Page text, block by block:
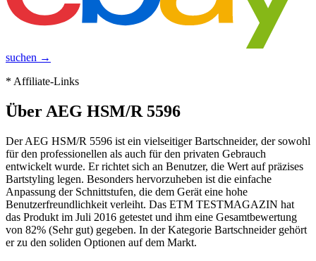
suchen →
* Affiliate-Links
Über AEG HSM/R 5596
Der AEG HSM/R 5596 ist ein vielseitiger Bartschneider, der sowohl
für den professionellen als auch für den privaten Gebrauch
entwickelt wurde. Er richtet sich an Benutzer, die Wert auf präzises
Bartstyling legen. Besonders hervorzuheben ist die einfache
Anpassung der Schnittstufen, die dem Gerät eine hohe
Benutzerfreundlichkeit verleiht. Das ETM TESTMAGAZIN hat
das Produkt im Juli 2016 getestet und ihm eine Gesamtbewertung
von 82% (Sehr gut) gegeben. In der Kategorie Bartschneider gehört
er zu den soliden Optionen auf dem Markt.